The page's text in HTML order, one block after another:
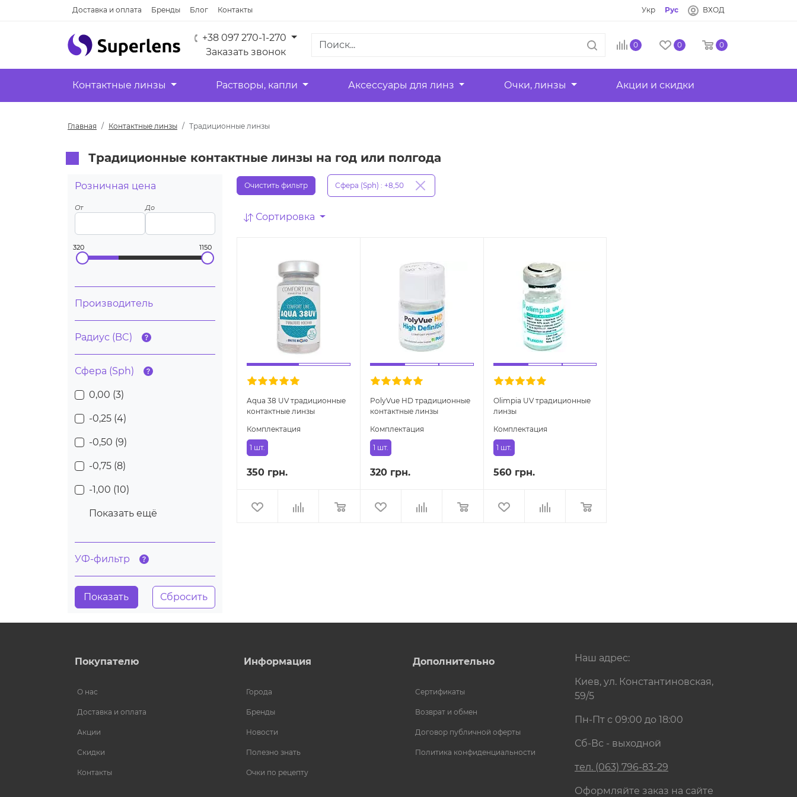
Доставка и оплата Бренды Блог Контакты Укр Рус ВХОД
+38 097 270-1-270
Заказать звонок
0 0 0
Контактные линзы Растворы, капли Аксессуары для линз Очки, линзы Акции и скидки
Главная Контактные линзы Традиционные линзы
Традиционные контактные линзы на год или полгода
Розничная цена
От До
320 1150
Производитель
Радиус (BC)
Сфера (Sph)
0,00 (3)
-0,25 (4)
-0,50 (9)
-0,75 (8)
-1,00 (10)
Показать ещё
УФ-фильтр
Очистить фильтр Сфера (Sph) : +8,50
Сортировка
Aqua 38 UV традиционные
контактные линзы
Комплектация
1 шт.
350 грн.
PolyVue HD традиционные
контактные линзы
Комплектация
1 шт.
320 грн.
Olimpia UV традиционные
линзы
Комплектация
1 шт.
560 грн.
Покупателю
О нас
Доставка и оплата
Акции
Скидки
Контакты
Информация
Города
Бренды
Новости
Полезно знать
Очки по рецепту
Дополнительно
Сертификаты
Возврат и обмен
Договор публичной оферты
Политика конфиденциальности
Наш адрес:
Киев, ул. Константиновская,
59/5
Пн-Пт с 09:00 до 18:00
Сб-Вс - выходной
тел. (063) 796-83-29
Оформляйте заказ на сайте